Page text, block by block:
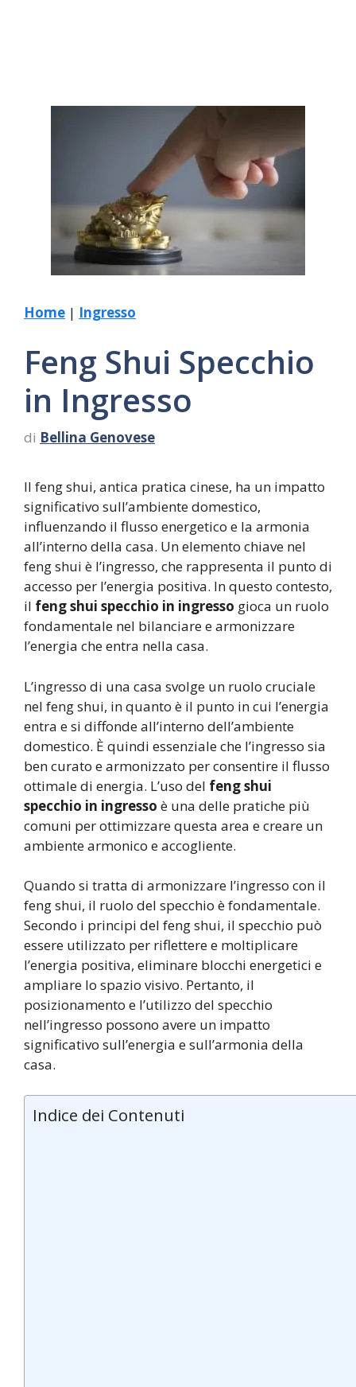
Home | Ingresso
Feng Shui Specchio
in Ingresso
di Bellina Genovese
Il feng shui, antica pratica cinese, ha un impatto
significativo sull’ambiente domestico,
influenzando il flusso energetico e la armonia
all’interno della casa. Un elemento chiave nel
feng shui è l’ingresso, che rappresenta il punto di
accesso per l’energia positiva. In questo contesto,
il feng shui specchio in ingresso gioca un ruolo
fondamentale nel bilanciare e armonizzare
l’energia che entra nella casa.
L’ingresso di una casa svolge un ruolo cruciale
nel feng shui, in quanto è il punto in cui l’energia
entra e si diffonde all’interno dell’ambiente
domestico. È quindi essenziale che l’ingresso sia
ben curato e armonizzato per consentire il flusso
ottimale di energia. L’uso del feng shui
specchio in ingresso è una delle pratiche più
comuni per ottimizzare questa area e creare un
ambiente armonico e accogliente.
Quando si tratta di armonizzare l’ingresso con il
feng shui, il ruolo del specchio è fondamentale.
Secondo i principi del feng shui, il specchio può
essere utilizzato per riflettere e moltiplicare
l’energia positiva, eliminare blocchi energetici e
ampliare lo spazio visivo. Pertanto, il
posizionamento e l’utilizzo del specchio
nell’ingresso possono avere un impatto
significativo sull’energia e sull’armonia della
casa.
Indice dei Contenuti